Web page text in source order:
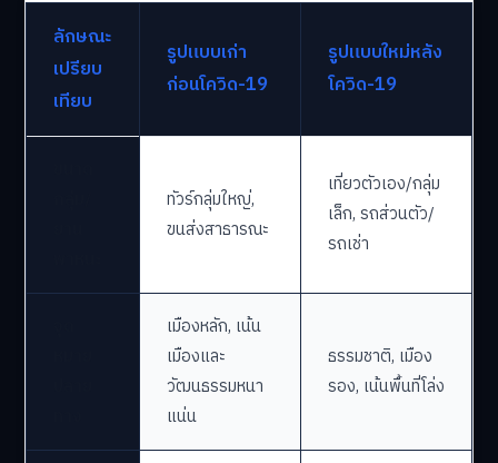
ลักษณะ
เปรียบ
เทียบ
รูปแบบเก่า
ก่อนโควิด-19
รูปแบบใหม่หลัง
โควิด-19
ทัวร์กลุ่มใหญ่,
ขนส่งสาธารณะ
เที่ยวตัวเอง/กลุ่ม
เล็ก, รถส่วนตัว/
รถเช่า
เมืองหลัก, เน้น
เมืองและ
วัฒนธรรมหนา
แน่น
ธรรมชาติ, เมือง
รอง, เน้นพื้นที่โล่ง